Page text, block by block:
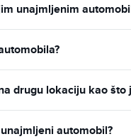
unajmljenim
drugu lokaciju kao što
automobil?